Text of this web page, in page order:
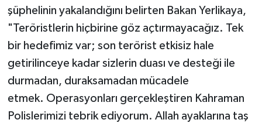
şüphelinin yakalandığını belirten Bakan Yerlikaya,
"Teröristlerin hiçbirine göz açtırmayacağız. Tek
bir hedefimiz var; son terörist etkisiz hale
getirilinceye kadar sizlerin duası ve desteği ile
durmadan, duraksamadan mücadele
etmek. Operasyonları gerçekleştiren Kahraman
Polislerimizi tebrik ediyorum. Allah ayaklarına taş